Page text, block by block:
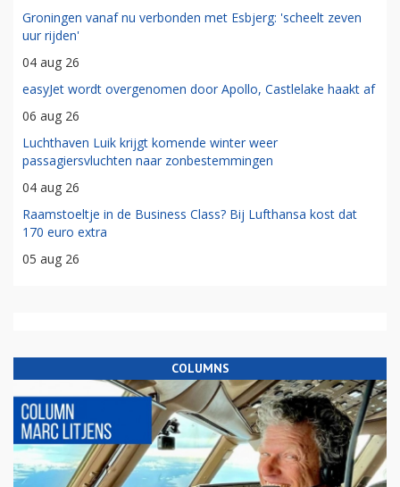
Groningen vanaf nu verbonden met Esbjerg: 'scheelt zeven
uur rijden'
04 aug 26
easyJet wordt overgenomen door Apollo, Castlelake haakt af
06 aug 26
Luchthaven Luik krijgt komende winter weer
passagiersvluchten naar zonbestemmingen
04 aug 26
Raamstoeltje in de Business Class? Bij Lufthansa kost dat
170 euro extra
05 aug 26
COLUMNS